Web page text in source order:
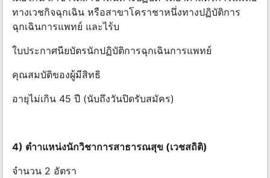
ทางเวชกิจฉุกเฉิน หรือสาขาโคราชาหนึ่งทางปฏิบัติการ
ฉุกเฉินการแพทย์ และไร้บ
ใบประกาศนียบัตรนักปฏิบัติการฉุกเฉินการแพทย์
คุณสมบัติของผู้มีสิทธิ
อายุไม่เกิน 45 ปี (นับถึงวันปิดรับสมัคร)
4) ตําาแหน่งนักวิชาการสาธารณสุข (เวชสถิติ)
จํานวน 2 อัตรา